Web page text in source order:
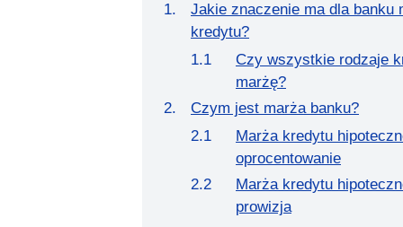
Jakie znaczenie ma dla banku
kredytu?
Czy wszystkie rodzaje
marżę?
Czym jest marża banku?
Marża kredytu
oprocentowanie
Marża kredytu
prowizja